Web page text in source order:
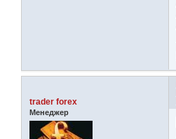
trader forex
Менеджер